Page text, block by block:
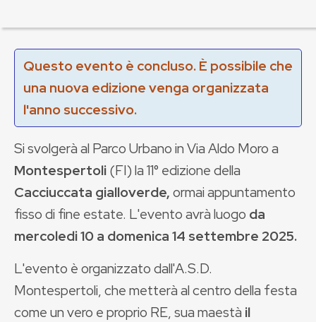
Questo evento è concluso. È possibile che
una nuova edizione venga organizzata
l'anno successivo.
Si svolgerà al Parco Urbano in Via Aldo Moro a
Montespertoli(FI) la 11° edizione della
Cacciuccata gialloverde,ormaiappuntamento
fisso di fine estate. L'evento avrà luogo da
mercoledi 10 a domenica 14 settembre 2025.
L'evento è organizzato dall'A.S.D.
Montespertoli, che metterà al centro della festa
come un vero e proprio RE, sua maestà il